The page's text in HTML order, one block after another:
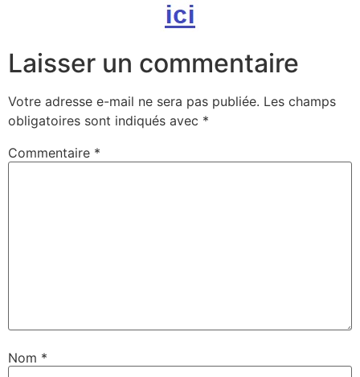
Laisser un commentaire
Votre adresse e-mail ne sera pas publiée. Les champs
obligatoires sont indiqués avec *
Commentaire *
Nom *